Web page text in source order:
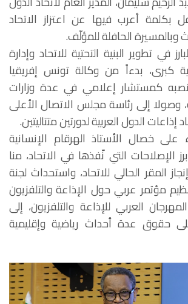
بكلمة أعرب فيها عن اعتزاز الاتحاد
وبالمسيرة الحافلة للمؤلّف.
في تطوير البنية التحتية للاتحاد وإدارة
كبرى، بدءاً من وكالة تونس إفريقيا
بمنصبه كمستشار إعلامي في عدة وزارات
وصولا إلى رئاسة مجلس الاتصال الأعلى
إذاعات الدول العربية لدورتين متتاليتين.
خصال الأستاذ الهرقام الإنسانية
الإصلاحات التي نّفذها في الاتحاد، منا
المقر الحالي للاتحاد، واستحداث لجنة
مؤتمر عربي حول الإذاعة والتلفزيون
العربي للإذاعة والتلفزيون، إلى
حقوق عدة أحداث رياضية وإقليمية